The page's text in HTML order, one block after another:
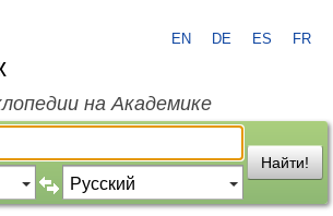
EN DE ES FR
на Академике
Найти!